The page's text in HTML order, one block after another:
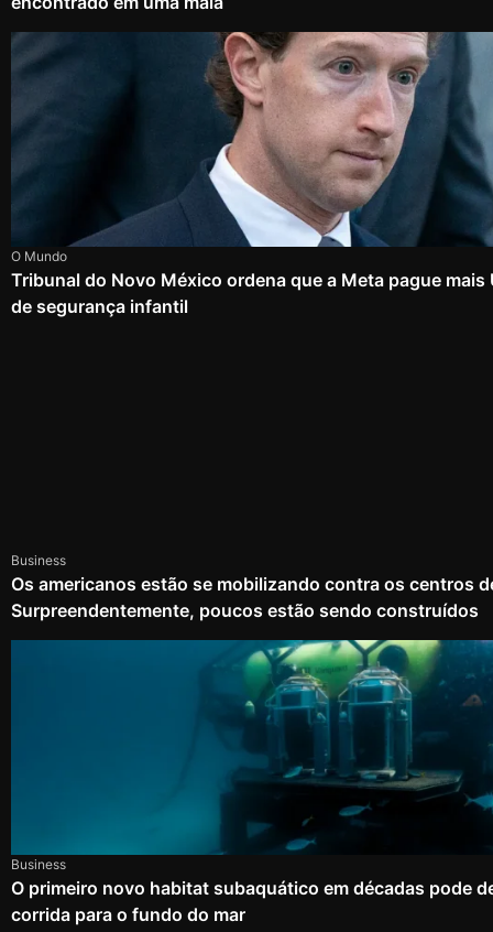
O Mundo
Tribunal do Novo México ordena que a Meta pague mais
de segurança infantil
Business
Os americanos estão se mobilizando contra os centros
Surpreendentemente, poucos estão sendo construídos
Business
O primeiro novo habitat subaquático em décadas pode
corrida para o fundo do mar